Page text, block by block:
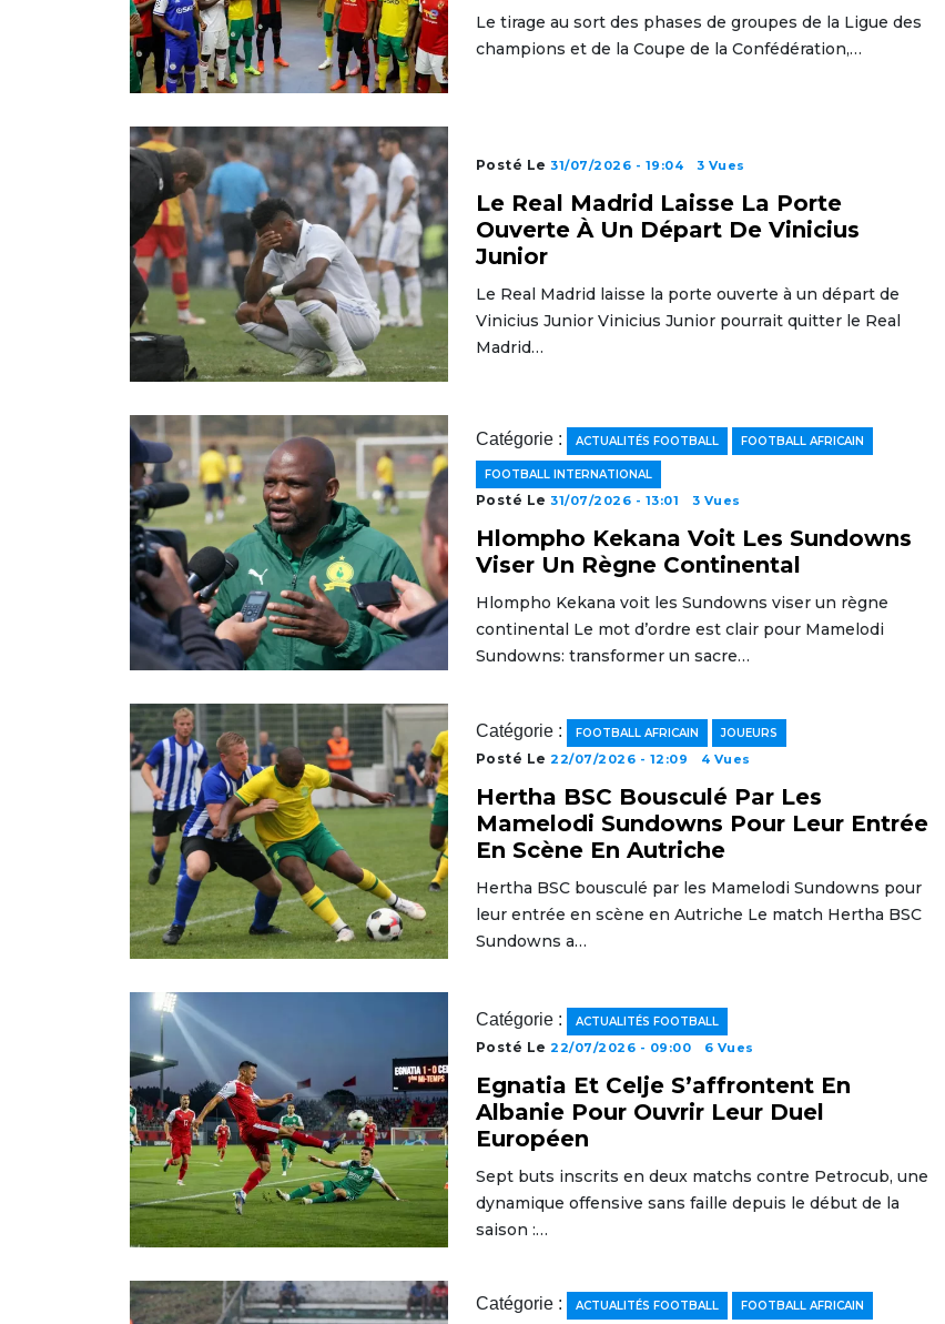
Le tirage au sort des phases de groupes de la Ligue des
champions et de la Coupe de la Confédération,…
Posté Le31/07/2026 - 19:04 3 Vues
Le Real Madrid Laisse La Porte
Ouverte À Un Départ De Vinicius
Junior
Le Real Madrid laisse la porte ouverte à un départ de
Vinicius Junior Vinicius Junior pourrait quitter le Real
Madrid…
Catégorie : ACTUALITÉS FOOTBALL FOOTBALL AFRICAIN
FOOTBALL INTERNATIONAL
Posté Le31/07/2026 - 13:01 3 Vues
Hlompho Kekana Voit Les Sundowns
Viser Un Règne Continental
Hlompho Kekana voit les Sundowns viser un règne
continental Le mot d’ordre est clair pour Mamelodi
Sundowns: transformer un sacre…
Catégorie : FOOTBALL AFRICAIN JOUEURS
Posté Le22/07/2026 - 12:09 4 Vues
Hertha BSC Bousculé Par Les
Mamelodi Sundowns Pour Leur Entrée
En Scène En Autriche
Hertha BSC bousculé par les Mamelodi Sundowns pour
leur entrée en scène en Autriche Le match Hertha BSC
Sundowns a…
Catégorie : ACTUALITÉS FOOTBALL
Posté Le22/07/2026 - 09:00 6 Vues
Egnatia Et Celje S’affrontent En
Albanie Pour Ouvrir Leur Duel
Européen
Sept buts inscrits en deux matchs contre Petrocub, une
dynamique offensive sans faille depuis le début de la
saison :…
Catégorie : ACTUALITÉS FOOTBALL FOOTBALL AFRICAIN